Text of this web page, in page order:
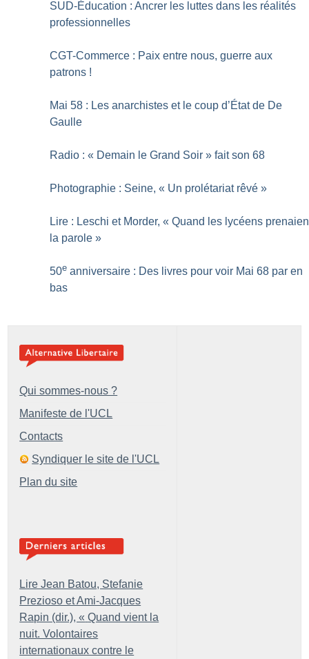
SUD-Éducation : Ancrer les luttes dans les réalités
professionnelles
CGT-Commerce : Paix entre nous, guerre aux
patrons !
Mai 58 : Les anarchistes et le coup d’État de De
Gaulle
Radio : « Demain le Grand Soir » fait son 68
Photographie : Seine, « Un prolétariat rêvé »
Lire : Leschi et Morder, « Quand les lycéens
la parole »
50e anniversaire : Des livres pour voir Mai 68 par en
bas
Qui sommes-nous ?
Manifeste de l'UCL
Contacts
Syndiquer le site de l'UCL
Plan du site
Lire Jean Batou, Stefanie
Prezioso et Ami-Jacques
Rapin (dir.), « Quand vient la
nuit. Volontaires
internationaux contre le